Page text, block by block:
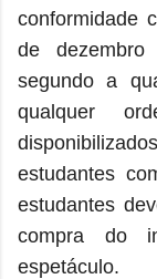
conformidade
de
segundo a
qualquer
estudantes
estudantes
compra do
espetáculo.